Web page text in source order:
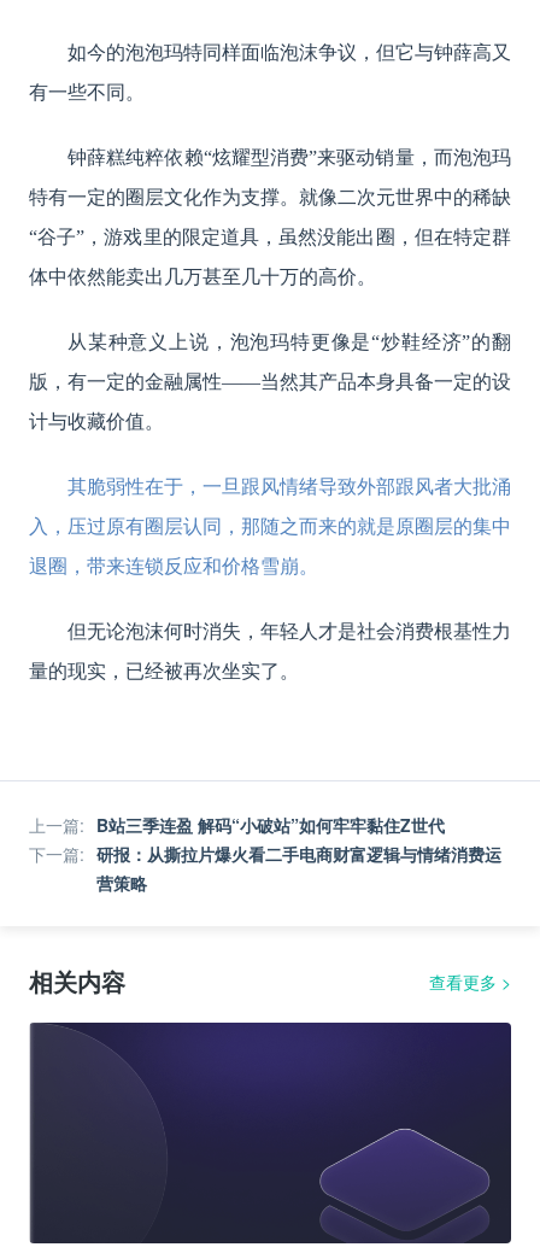
如今的泡泡玛特同样面临泡沫争议，但它与钟薛高又
有一些不同。
钟薛糕纯粹依赖“炫耀型消费”来驱动销量，而泡泡玛
特有一定的圈层文化作为支撑。就像二次元世界中的稀缺
“谷子”，游戏里的限定道具，虽然没能出圈，但在特定群
体中依然能卖出几万甚至几十万的高价。
从某种意义上说，泡泡玛特更像是“炒鞋经济”的翻
版，有一定的金融属性——当然其产品本身具备一定的设
计与收藏价值。
其脆弱性在于，一旦跟风情绪导致外部跟风者大批涌
入，压过原有圈层认同，那随之而来的就是原圈层的集中
退圈，带来连锁反应和价格雪崩。
但无论泡沫何时消失，年轻人才是社会消费根基性力
量的现实，已经被再次坐实了。
上一篇: B站三季连盈 解码“小破站”如何牢牢黏住Z世代
下一篇: 研报：从撕拉片爆火看二手电商财富逻辑与情绪消费运
营策略
相关内容 查看更多 >